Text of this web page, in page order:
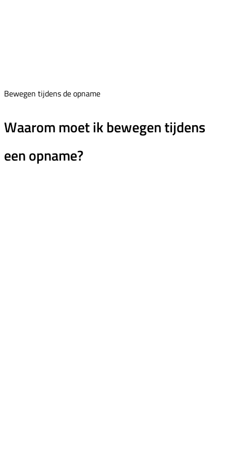
Bewegen tijdens de opname
Waarom moet ik bewegen tijdens
een opname?